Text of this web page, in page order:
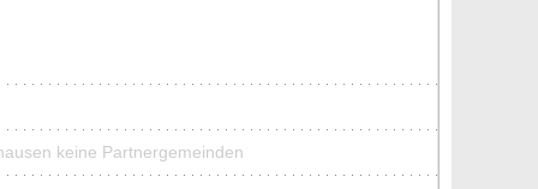
keine Partnergemeinden